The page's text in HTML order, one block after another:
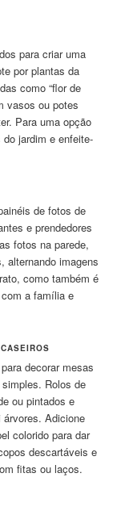
para criar uma
por plantas da
como “flor de
vasos ou potes
Para uma opção
jardim e enfeite-
de fotos de
e prendedores
fotos na parede,
alternando imagens
como também é
a família e
decorar mesas
Rolos de
ou pintados e
Adicione
colorido para dar
descartáveis e
fitas ou laços.